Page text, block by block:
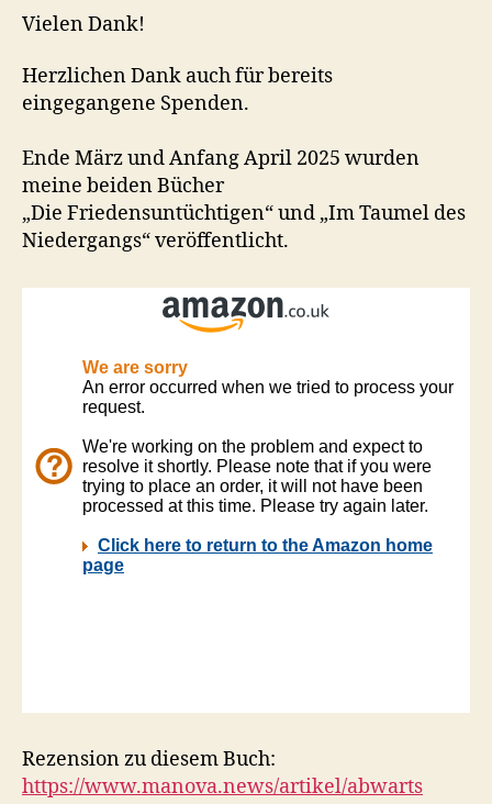
Vielen Dank!
Herzlichen Dank auch für bereits
eingegangene Spenden.
Ende März und Anfang April 2025 wurden
meine beiden Bücher
„Die Friedensuntüchtigen“ und „Im Taumel des
Niedergangs“ veröffentlicht.
Rezension zu diesem Buch:
https://www.manova.news/artikel/abwarts